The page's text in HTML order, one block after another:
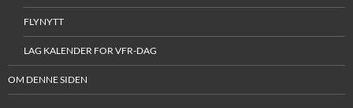
FLYNYTT
LAG KALENDER FOR VFR-DAG
OM DENNE SIDEN